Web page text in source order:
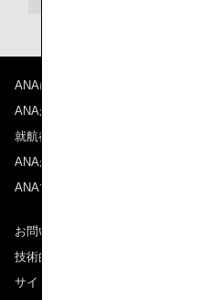
ANAについて
ANAからのお知らせ
就航都市
ANAがお約束する体験
ANAマイレージクラブ
お問い合わせ
技術的なお問い合わせ（推奨環境）
サイトマップ